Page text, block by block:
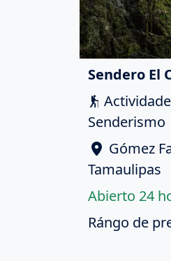
Sendero El
Senderismo
Gómez
Tamaulipas
Abierto 24
Rángo de